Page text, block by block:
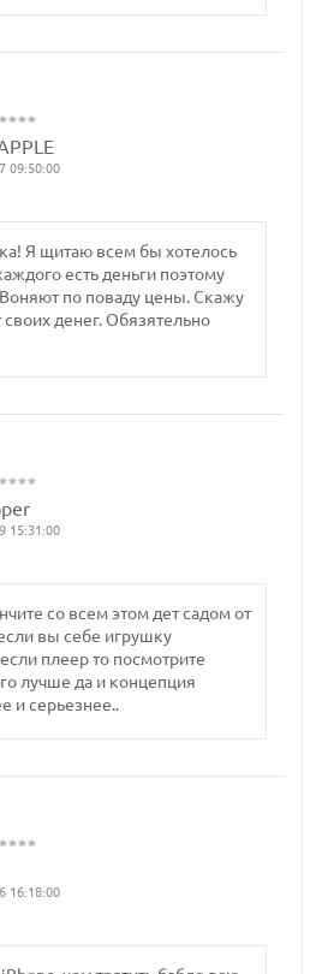
09:50:00
Я щитаю всем бы хотелось
есть деньги поэтому
по поваду цены. Скажу
своих денег. Обязятельно
15:31:00
со всем этом дет садом от
вы себе игрушку
плеер то посмотрите
лучше да и концепция
и серьезнее..
16:18:00